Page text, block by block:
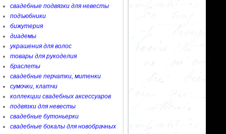
свадебные подвязки для невесты
подъюбники
бижутерия
диадемы
украшения для волос
товары для рукоделия
браслеты
свадебные перчатки, митенки
сумочки, клатчи
коллекции свадебных аксессуаров
подвязки для невесты
свадебные бутоньерки
свадебные бокалы для новобрачных